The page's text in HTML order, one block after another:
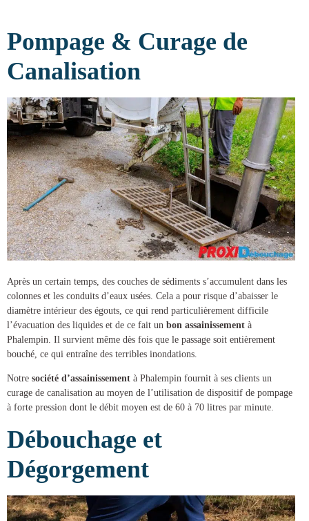
Pompage & Curage de
Canalisation
Après un certain temps, des couches de sédiments s’accumulent dans les
colonnes et les conduits d’eaux usées. Cela a pour risque d’abaisser le
diamètre intérieur des égouts, ce qui rend particulièrement difficile
l’évacuation des liquides et de ce fait un bon assainissement à
Phalempin . Il survient même dès fois que le passage soit entièrement
bouché, ce qui entraîne des terribles inondations.
Notre société d’assainissement à Phalempin fournit à ses clients un
curage de canalisation au moyen de l’utilisation de dispositif de pompage
à forte pression dont le débit moyen est de 60 à 70 litres par minute.
Débouchage et
Dégorgement